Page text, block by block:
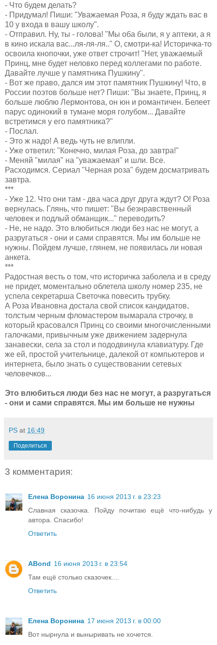
- Что будем делать?
- Придумал! Пиши: "Уважаемая Роза, я буду ждать вас в
10 у входа в вашу школу".
- Отправил. Ну, ты - голова! "Мы оба были, я у аптеки, а я
в кино искала вас...ля-ля-ля.." О, смотри-ка! Историчка-то
освоила кнопочки, уже ответ строчит! "Нет, уважаемый
Принц, мне будет неловко перед коллегами по работе.
Давайте лучше у памятника Пушкину".
- Вот же право, дался им этот памятник Пушкину! Что, в
России поэтов больше нет? Пиши: "Вы знаете, Принц, я
больше люблю Лермонтова, он юн и романтичен. Белеет
парус одинокий в тумане моря голубом... Давайте
встретимся у его памятника?"
- Послал.
- Это ж надо! А ведь чуть не влипли.
- Уже ответил: "Конечно, милая Роза, до завтра!"
- Меняй "милая" на "уважаемая" и шли. Все.
Расходимся. Сериал "Черная роза" будем досматривать
завтра.
***
- Уже 12. Что они там - два часа друг друга ждут? О! Роза
вернулась. Глянь, что пишет: "Вы безнравственный
человек и подлый обманщик..." переводить?
- Не, не надо. Это влюбиться люди без нас не могут, а
разругаться - они и сами справятся. Мы им больше не
нужны. Пойдем лучше, глянем, не появилась ли новая
анкета.
***
Радостная весть о том, что историчка заболела и в среду
не придет, моментально облетела школу номер 235, не
успела секретарша Светочка повесить трубку.
А Роза Ивановна достала свой список кандидатов,
толстым черным фломастером вымарала строчку, в
который красовался Принц со своими многочисленными
галочками, привычным уже движением задернула
занавески, села за стол и пододвинула клавиатуру. Где
же ей, простой учительнице, далекой от компьютеров и
интернета, было знать о существовании сетевых
человечков...
Это влюбиться люди без нас не могут, а разругаться
- они и сами справятся. Мы им больше не нужны
PS at 16:49
Поделиться
3 комментария:
Елена Воронина 16 июня 2013 г. в 23:23
Славная сказочка. Пойду почитаю ещё что-нибудь у
автора. Спасибо!
Ответить
ABond 16 июня 2013 г. в 23:54
Там ещё столько сказочек....
Ответить
Елена Воронина 17 июня 2013 г. в 00:00
Вот нырнула и выныривать не хочется.